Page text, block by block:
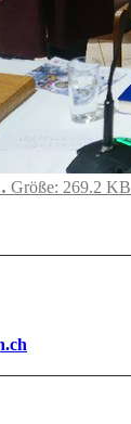
Größe: 269.2 KB